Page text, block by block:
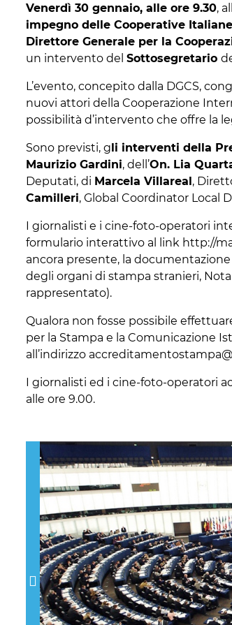
Venerdì 30 gennaio, alle ore 9.30,
impegno delle Cooperative
Direttore Generale per la
un intervento del Sottosegretario
L’evento, concepito dalla DGCS,
nuovi attori della Cooperazione
possibilità d’intervento che offre la
Sono previsti, gli interventi della
Maurizio Gardini, dell’On. Lia
Deputati, di Marcela Villareal,
Camilleri, Global Coordinator Local
I giornalisti e i cine-foto-operatori
formulario interattivo al link http://
ancora presente, la
degli organi di stampa stranieri, Nota
rappresentato).
Qualora non fosse possibile
per la Stampa e la Comunicazione
all’indirizzo
I giornalisti ed i cine-foto-operatori
alle ore 9.00.
Previous